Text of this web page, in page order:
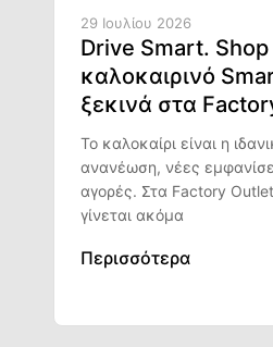
29 Ιουλίου 2026
Drive Smart.
καλοκαιρινό
ξεκινά στα
Το καλοκαίρι είναι η
ανανέωση, νέες
αγορές. Στα Factory
γίνεται ακόμα
Περισσότερα